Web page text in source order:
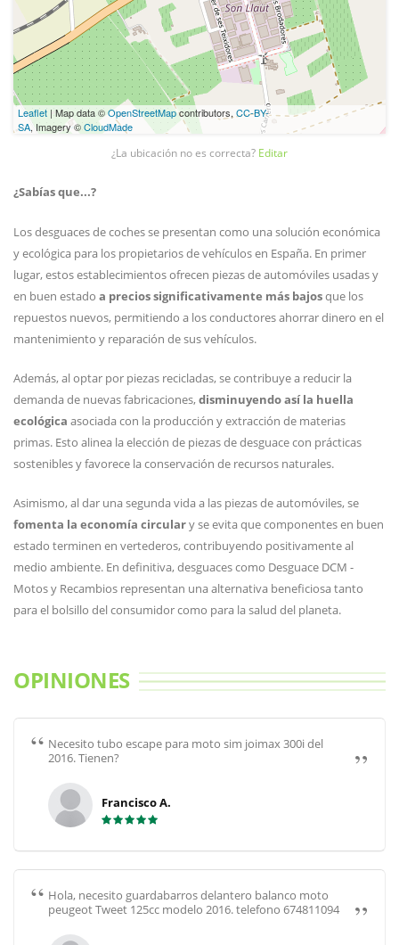
Leaflet | Map data ©OpenStreetMapcontributors, CC-BY-
SA, Imagery ©CloudMade
¿La ubicación no es correcta? Editar
¿Sabías que...?
Los desguaces de coches se presentan como una solución económica
y ecológica para los propietarios de vehículos en España. En primer
lugar, estos establecimientos ofrecen piezas de automóviles usadas y
en buen estado a precios significativamente más bajosque los
repuestos nuevos, permitiendo a los conductores ahorrar dinero en el
mantenimiento y reparación de sus vehículos.
Además, al optar por piezas recicladas, se contribuye a reducir la
demanda de nuevas fabricaciones,disminuyendo así la huella
ecológica asociada con la producción y extracción de materias
primas. Esto alinea la elección de piezas de desguace con prácticas
sostenibles y favorece la conservación de recursos naturales.
Asimismo, al dar una segunda vida a las piezas de automóviles, se
fomenta la economía circulary se evita que componentes en buen
estado terminen en vertederos, contribuyendo positivamente al
medio ambiente. En definitiva, desguaces como Desguace DCM -
Motos y Recambios representan una alternativa beneficiosa tanto
para el bolsillo del consumidor como para la salud del planeta.
OPINIONES
Necesito tubo escape para moto sim joimax 300i del
2016. Tienen?
Francisco A.
Hola, necesito guardabarros delantero balanco moto
peugeot Tweet 125cc modelo 2016. telefono 674811094